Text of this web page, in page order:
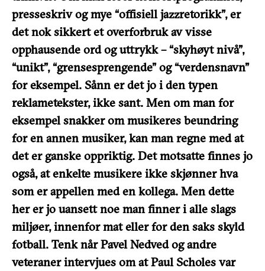
presseskriv og mye “offisiell jazzretorikk”, er
det nok sikkert et overforbruk av visse
opphausende ord og uttrykk – “skyhøyt nivå”,
“unikt”, “grensesprengende” og “verdensnavn”
for eksempel. Sånn er det jo i den typen
reklametekster, ikke sant. Men om man for
eksempel snakker om musikeres beundring
for en annen musiker, kan man regne med at
det er ganske oppriktig. Det motsatte finnes jo
også, at enkelte musikere ikke skjønner hva
som er appellen med en kollega. Men dette
her er jo uansett noe man finner i alle slags
miljøer, innenfor mat eller for den saks skyld
fotball. Tenk når Pavel Nedved og andre
veteraner intervjues om at Paul Scholes var